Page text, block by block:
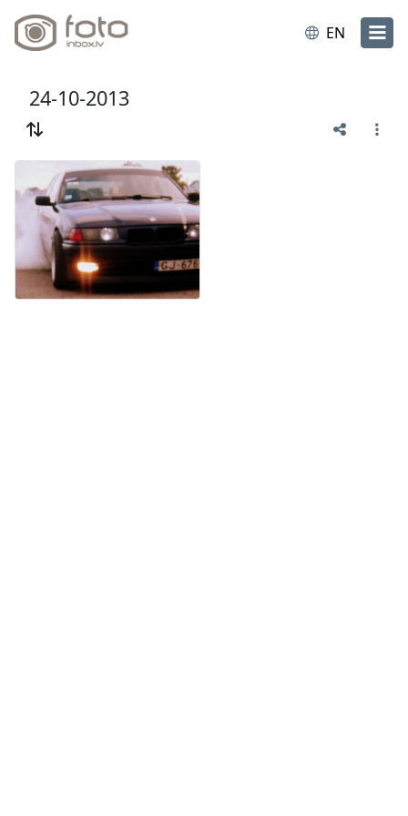
EN
24-10-2013